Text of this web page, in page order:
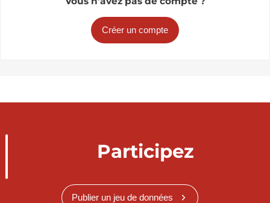
Créer un compte
Participez
Publier un jeu de données